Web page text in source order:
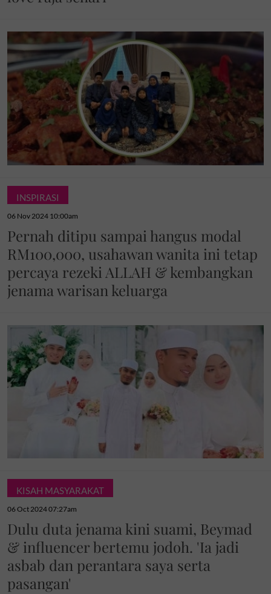
INSPIRASI
06 Nov 2024 10:00am
Pernah ditipu sampai hangus modal
RM100,000, usahawan wanita ini tetap
percaya rezeki ALLAH & kembangkan
jenama warisan keluarga
KISAH MASYARAKAT
06 Oct 2024 07:27am
Dulu duta jenama kini suami, Beymad
& influencer bertemu jodoh. 'Ia jadi
asbab dan perantara saya serta
pasangan'